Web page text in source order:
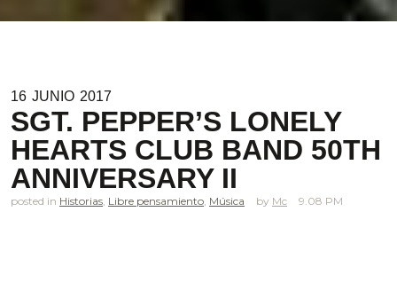
16 JUNIO 2017
SGT. PEPPER’S LONELY
HEARTS CLUB BAND 50TH
ANNIVERSARY II
posted in Historias Libre pensamiento Música Mc 9.08 PM